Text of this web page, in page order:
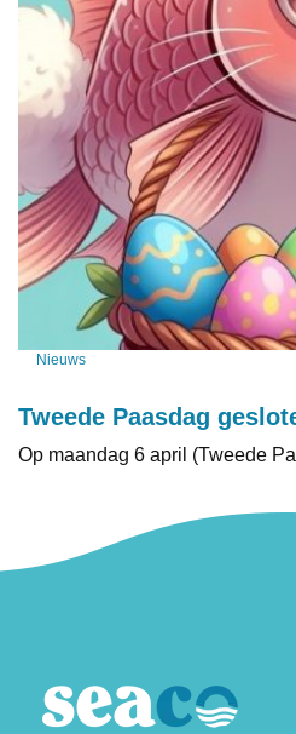
Nieuws
Tweede Paasdag
Op maandag 6 april (Tweede